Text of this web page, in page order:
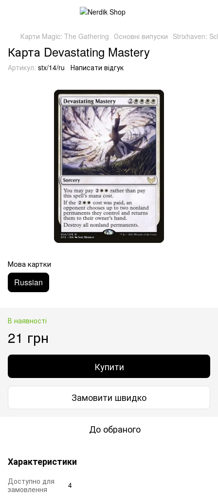
Карти Magic: The Gathering Основні випуски Strixhaven:
Карта Devastating Mastery
Артикул: stx/14/ru Написати відгук
Мова картки
Russian
В наявності
21 грн
Купити
Замовити швидко
До обраного
Характеристики
Доступно для
замовлення
4